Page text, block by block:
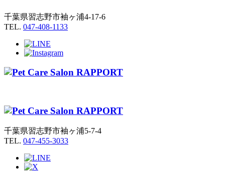
千葉県習志野市袖ヶ浦4-17-6
TEL. 047-408-1133
千葉県習志野市袖ヶ浦5-7-4
TEL. 047-455-3033